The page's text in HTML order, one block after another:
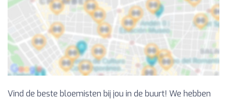
Vind de beste bloemisten bij jou in de buurt! We hebben